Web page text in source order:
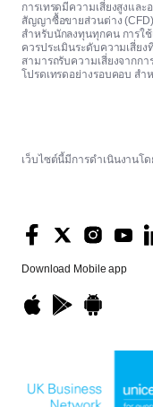
การเทรดมีความเสี่ยงสูงแล
สัญญาซื้อขายส่วนต่าง
สำหรับนักลงทุนทุกคน การใช้
ควรประเมินระดับความเสี่ย
สามารถรับความเสี่ยงจากก
โปรดเทรดอย่างรอบคอบ สำ
Download Mobile app
เว็บไซต์นี้มีการดำเนินงานโ